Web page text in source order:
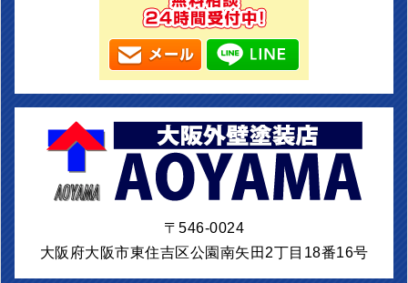
〒546-0024
大阪府大阪市東住吉区公園南矢田2丁目18番16号